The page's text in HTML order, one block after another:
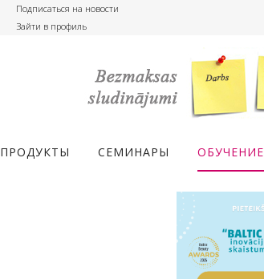
Подписаться на новости
Зайти в профиль
ПРОДУКТЫ СЕМИНАРЫ ОБУЧЕНИЕ